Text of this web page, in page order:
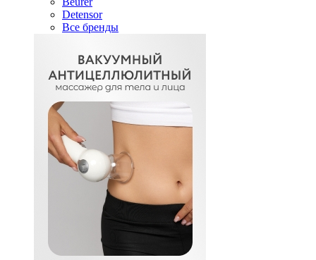
Detensor
Все бренды